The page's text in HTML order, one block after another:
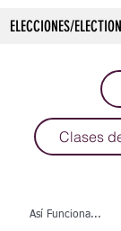
ELECCIONES/
Clases
Así Funciona...